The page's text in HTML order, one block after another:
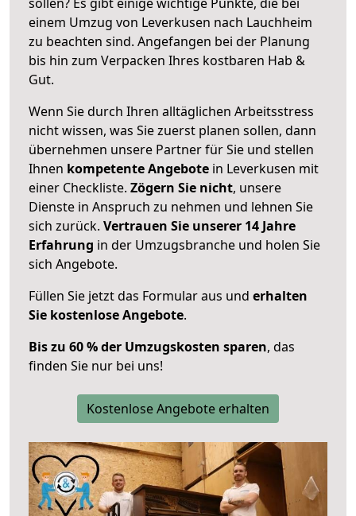
einem Umzug von Leverkusen nach Lauchheim
zu beachten sind. Angefangen bei der Planung
bis hin zum Verpacken Ihres kostbaren Hab &
Gut.
Wenn Sie durch Ihren alltäglichen Arbeitsstress
nicht wissen, was Sie zuerst planen sollen, dann
übernehmen unsere Partner für Sie und stellen
Ihnen kompetente Angebote in Leverkusen mit
einer Checkliste. Zögern Sie nicht, unsere
Dienste in Anspruch zu nehmen und lehnen Sie
sich zurück. Vertrauen Sie unserer 14 Jahre
Erfahrung in der Umzugsbranche und holen Sie
sich Angebote.
Füllen Sie jetzt das Formular aus und erhalten
Sie kostenlose Angebote.
Bis zu 60 % der Umzugskosten sparen, das
finden Sie nur bei uns!
Kostenlose Angebote erhalten